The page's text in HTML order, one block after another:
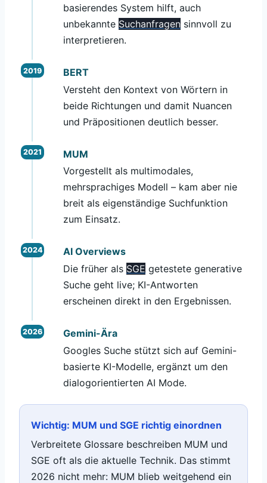
basierendes System hilft, auch
unbekannte Suchanfragensinnvoll zu
interpretieren.
BERT
Versteht den Kontext von Wörtern in
beide Richtungen und damit Nuancen
und Präpositionen deutlich besser.
MUM
Vorgestellt als multimodales,
mehrsprachiges Modell – kam aber nie
breit als eigenständige Suchfunktion
zum Einsatz.
AI Overviews
Die früher als SGE getestete generative
Suche geht live; KI-Antworten
erscheinen direkt in den Ergebnissen.
Gemini-Ära
Googles Suche stützt sich auf Gemini-
basierte KI-Modelle, ergänzt um den
dialogorientierten AI Mode.
Wichtig: MUM und SGE richtig einordnen
Verbreitete Glossare beschreiben MUM und
SGE oft als die aktuelle Technik. Das stimmt
2026 nicht mehr: MUM blieb weitgehend ein